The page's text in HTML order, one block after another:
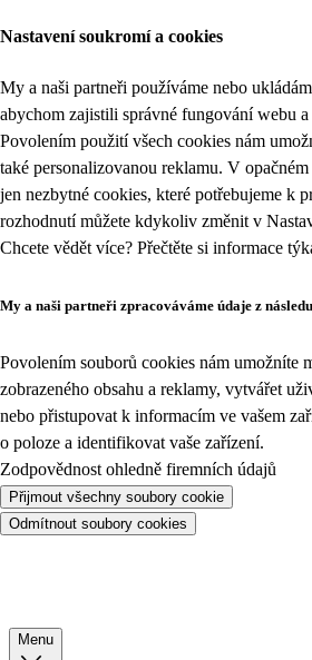
Nastavení soukromí a cookies
My a naši partneři používáme nebo
abychom zajistili správné fungování webu
Povolením použití všech cookies nám
také personalizovanou reklamu. V
jen nezbytné cookies, které potřebujeme k
rozhodnutí můžete kdykoliv změnit v
Chcete vědět více? Přečtěte si informace
My a naši partneři zpracováváme údaje z
Povolením souborů cookies nám umožníte
zobrazeného obsahu a reklamy, vytvářet
nebo přistupovat k informacím ve vašem
o poloze a identifikovat vaše zařízení.
Zodpovědnost ohledně firemních údajů
Přijmout všechny soubory cookie
Odmítnout soubory cookies
Menu